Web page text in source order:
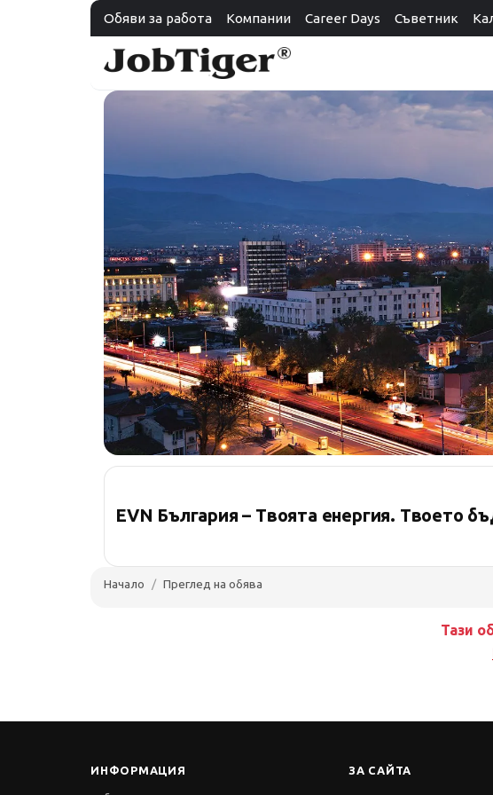
Обяви за работа Компании Career Days Съветник
EVN България – Твоята енергия. Твоето
Начало Преглед на обява
Тази
ИНФОРМАЦИЯ ЗА САЙТА